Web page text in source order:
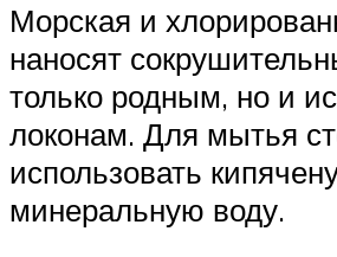
Морская и
наносят
только родным, но и
локонам. Для мытья
использовать
минеральную воду.